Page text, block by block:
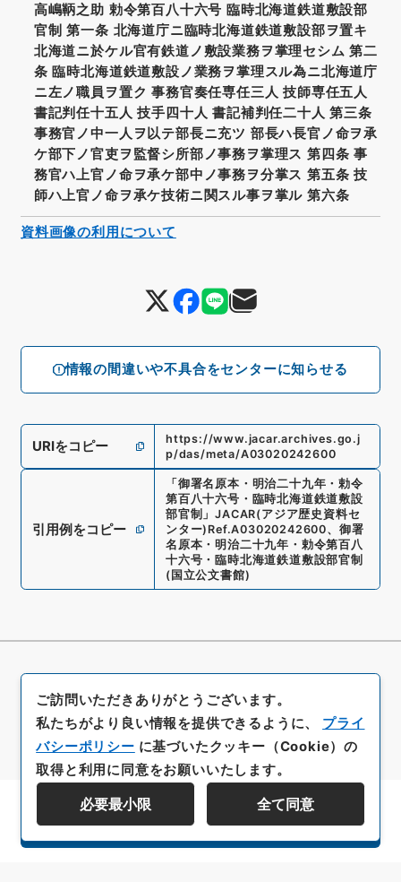
情報の間違いや不具合をセンターに知らせる
高嶋鞆之助 勅令第百八十六号 臨時北海道鉄道敷設部
官制 第一条 北海道庁ニ臨時北海道鉄道敷設部ヲ置キ
北海道ニ於ケル官有鉄道ノ敷設業務ヲ掌理セシム 第二
条 臨時北海道鉄道敷設ノ業務ヲ掌理スル為ニ北海道庁
ニ左ノ職員ヲ置ク 事務官奏任専任三人 技師専任五人
書記判任十五人 技手四十人 書記補判任二十人 第三条
事務官ノ中一人ヲ以テ部長ニ充ツ 部長ハ長官ノ命ヲ承
ケ部下ノ官吏ヲ監督シ所部ノ事務ヲ掌理ス 第四条 事
務官ハ上官ノ命ヲ承ケ部中ノ事務ヲ分掌ス 第五条 技
師ハ上官ノ命ヲ承ケ技術ニ関スル事ヲ掌ル 第六条
URIをコピー
https://www.jacar.archives.go.j
p/das/meta/A03020242600
引用例をコピー
「 御署名原本・明治二十九年・勅令
第百八十六号・臨時北海道鉄道敷設
部官制 」JACAR(アジア歴史資料セ
ンター) Ref.A03020242600、 御署
名原本・明治二十九年・勅令第百八
十六号・臨時北海道鉄道敷設部官制
( 国立公文書館)
資料画像の利用について
資料群階層を表示する
ご訪問いただきありがとうございます。
私たちがより良い情報を提供できるように、 プライ
バシーポリシー に基づいたクッキー（Cookie）の
取得と利用に同意をお願いいたします。
必要最小限 全て同意